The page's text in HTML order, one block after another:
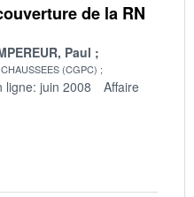
de la RN
Paul
(CGPC)
ligne: juin 2008
Affaire